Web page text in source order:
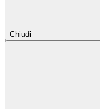
Chiudi